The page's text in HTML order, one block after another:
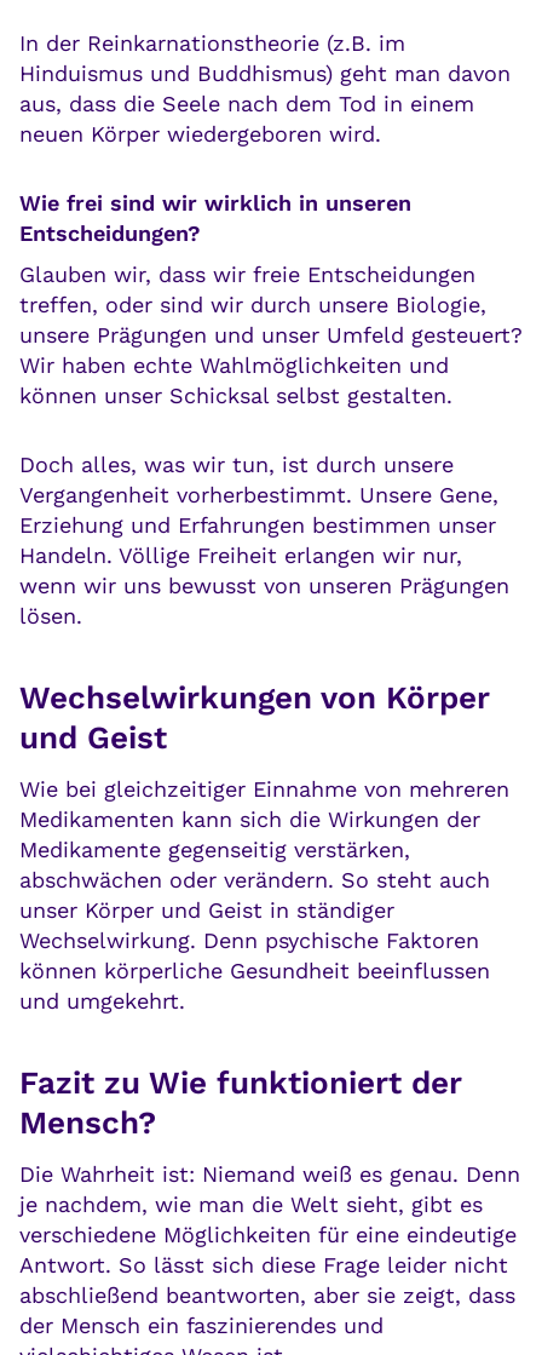
In der Reinkarnationstheorie (z.B. im
Hinduismus und Buddhismus) geht man davon
aus, dass die Seele nach dem Tod in einem
neuen Körper wiedergeboren wird.
Wie frei sind wir wirklich in unseren
Entscheidungen?
Glauben wir, dass wir freie Entscheidungen
treffen, oder sind wir durch unsere Biologie,
unsere Prägungen und unser Umfeld gesteuert?
Wir haben echte Wahlmöglichkeiten und
können unser Schicksal selbst gestalten.
Doch alles, was wir tun, ist durch unsere
Vergangenheit vorherbestimmt. Unsere Gene,
Erziehung und Erfahrungen bestimmen unser
Handeln. Völlige Freiheit erlangen wir nur,
wenn wir uns bewusst von unseren Prägungen
lösen.
Wechselwirkungen von Körper
und Geist
Wie bei gleichzeitiger Einnahme von mehreren
Medikamenten kann sich die Wirkungen der
Medikamente gegenseitig verstärken,
abschwächen oder verändern. So steht auch
unser Körper und Geist in ständiger
Wechselwirkung. Denn psychische Faktoren
können körperliche Gesundheit beeinflussen
und umgekehrt.
Fazit zu Wie funktioniert der
Mensch?
Die Wahrheit ist: Niemand weiß es genau. Denn
je nachdem, wie man die Welt sieht, gibt es
verschiedene Möglichkeiten für eine eindeutige
Antwort. So lässt sich diese Frage leider nicht
abschließend beantworten, aber sie zeigt, dass
der Mensch ein faszinierendes und